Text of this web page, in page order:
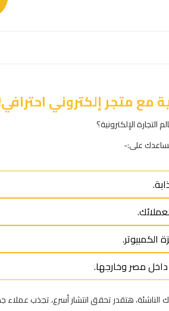
متجر إلكتروني
الإلكترونية؟
على:-
مصر وخارجها.
هتقدر تحقق انتشار أسرع، تجذب عملاء